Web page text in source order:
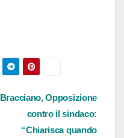
Bracciano, Opposizione
contro il sindaco:
“Chiarisca quando